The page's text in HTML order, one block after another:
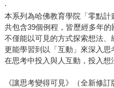
‧
本系列為哈佛教育學院「零點
共包含39個例程，皆歷經多年的
不僅能以可見的方式探索想法、
更能學習到以「互動」來深入思
在思考中投入與人互動，投入想
《讓思考變得可見》（全新修訂